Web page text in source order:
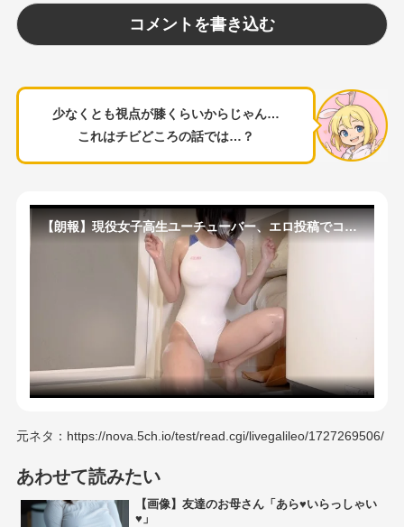
少なくとも視点が膝くらいからじゃん…
これはチビどころの話では…？
【朗報】現役女子高生ユーチューバー、エロ投稿でコツを掴むｗｗｗｗｗｗｗ
元ネタ：https://nova.5ch.io/test/read.cgi/livegalileo/1727269506/
あわせて読みたい
【画像】友達のお母さん「あら♥いらっしゃい
♥」